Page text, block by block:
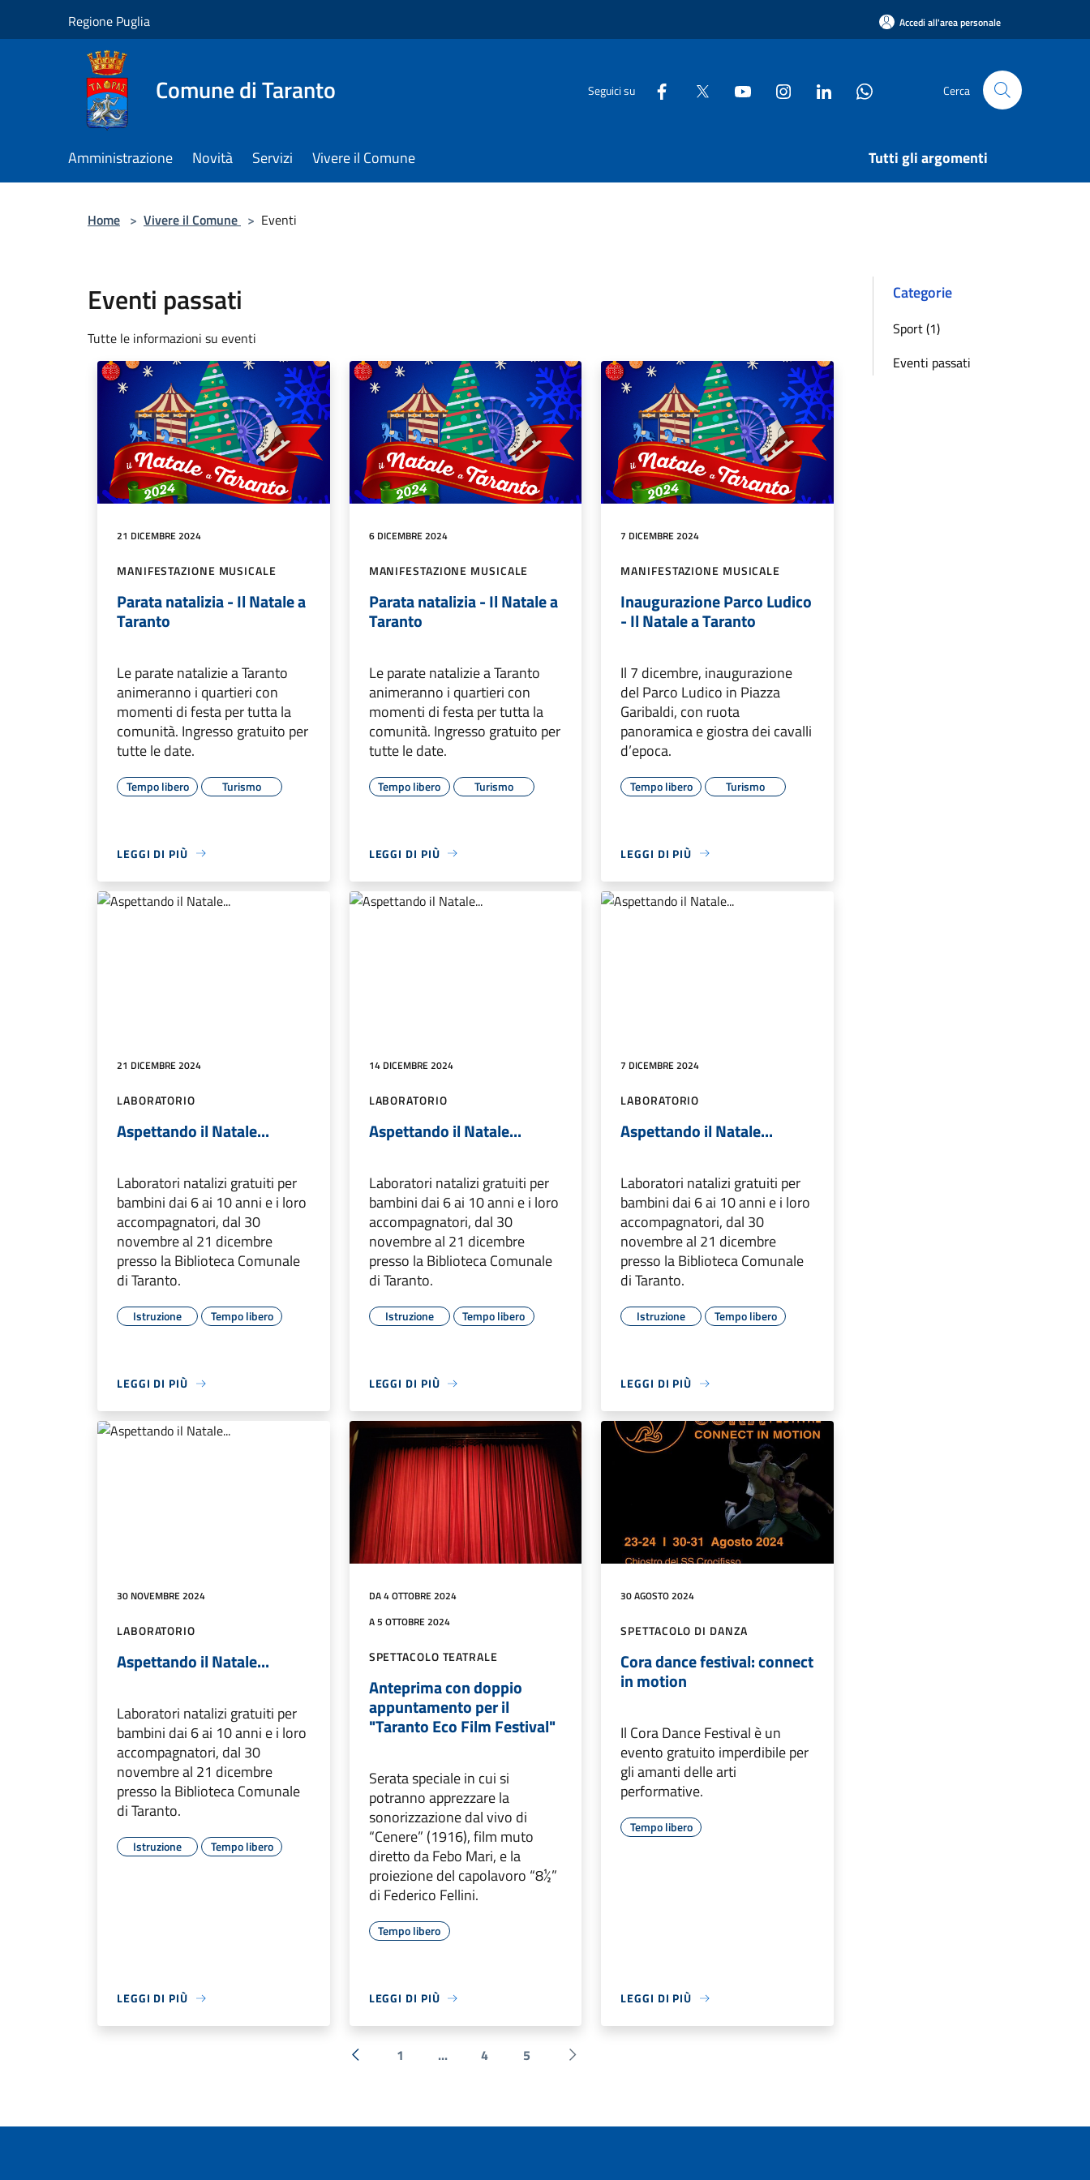
Regione Puglia Accedi all'area personale
Comune di Taranto Seguici su Cerca
Amministrazione Novità Servizi Vivere il Comune Tutti gli argomenti
Home > Vivere il Comune > Eventi
Eventi passati
Tutte le informazioni su eventi
21 DICEMBRE 2024
MANIFESTAZIONE MUSICALE
Parata natalizia - Il Natale a
Taranto
Le parate natalizie a Taranto
animeranno i quartieri con
momenti di festa per tutta la
comunità. Ingresso gratuito per
tutte le date.
Tempo libero Turismo
LEGGI DI PIÙ
6 DICEMBRE 2024
MANIFESTAZIONE MUSICALE
Parata natalizia - Il Natale a
Taranto
Le parate natalizie a Taranto
animeranno i quartieri con
momenti di festa per tutta la
comunità. Ingresso gratuito per
tutte le date.
Tempo libero Turismo
LEGGI DI PIÙ
7 DICEMBRE 2024
MANIFESTAZIONE MUSICALE
Inaugurazione Parco Ludico
- Il Natale a Taranto
Il 7 dicembre, inaugurazione
del Parco Ludico in Piazza
Garibaldi, con ruota
panoramica e giostra dei cavalli
d’epoca.
Tempo libero Turismo
LEGGI DI PIÙ
21 DICEMBRE 2024
LABORATORIO
Aspettando il Natale...
Laboratori natalizi gratuiti per
bambini dai 6 ai 10 anni e i loro
accompagnatori, dal 30
novembre al 21 dicembre
presso la Biblioteca Comunale
di Taranto.
Istruzione Tempo libero
LEGGI DI PIÙ
14 DICEMBRE 2024
LABORATORIO
Aspettando il Natale...
Laboratori natalizi gratuiti per
bambini dai 6 ai 10 anni e i loro
accompagnatori, dal 30
novembre al 21 dicembre
presso la Biblioteca Comunale
di Taranto.
Istruzione Tempo libero
LEGGI DI PIÙ
7 DICEMBRE 2024
LABORATORIO
Aspettando il Natale...
Laboratori natalizi gratuiti per
bambini dai 6 ai 10 anni e i loro
accompagnatori, dal 30
novembre al 21 dicembre
presso la Biblioteca Comunale
di Taranto.
Istruzione Tempo libero
LEGGI DI PIÙ
30 NOVEMBRE 2024
LABORATORIO
Aspettando il Natale...
Laboratori natalizi gratuiti per
bambini dai 6 ai 10 anni e i loro
accompagnatori, dal 30
novembre al 21 dicembre
presso la Biblioteca Comunale
di Taranto.
Istruzione Tempo libero
LEGGI DI PIÙ
DA 4 OTTOBRE 2024
A 5 OTTOBRE 2024
SPETTACOLO TEATRALE
Anteprima con doppio
appuntamento per il
"Taranto Eco Film Festival"
Serata speciale in cui si
potranno apprezzare la
sonorizzazione dal vivo di
“Cenere” (1916), film muto
diretto da Febo Mari, e la
proiezione del capolavoro “8½”
di Federico Fellini.
Tempo libero
LEGGI DI PIÙ
30 AGOSTO 2024
SPETTACOLO DI DANZA
Cora dance festival: connect
in motion
Il Cora Dance Festival è un
evento gratuito imperdibile per
gli amanti delle arti
performative.
Tempo libero
LEGGI DI PIÙ
« Precedente
1 ... 4 5
Successiva »
Categorie
Sport (1)
Eventi passati